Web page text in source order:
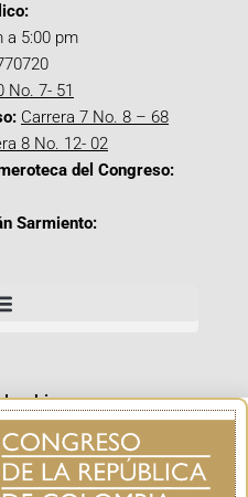
a 5:00 pm
No. 7- 51
Carrera 7 No. 8 – 68
8 No. 12- 02
del Congreso:
Sarmiento: